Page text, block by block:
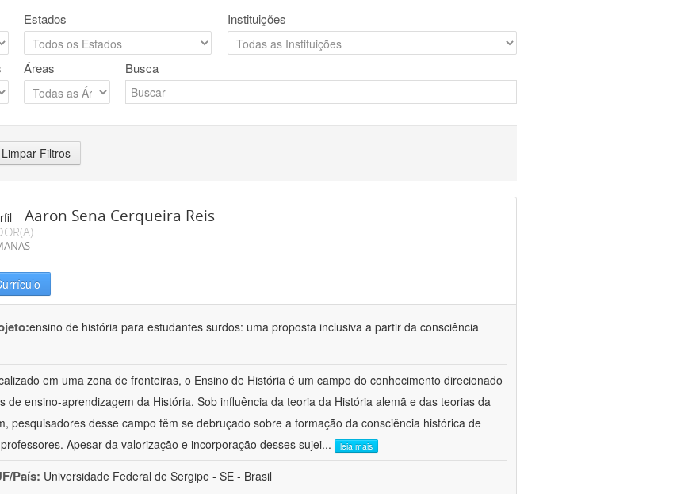
Estados Instituições
Áreas Busca
Limpar Filtros
Aaron Sena Cerqueira Reis
ensino de história para estudantes surdos: uma proposta inclusiva a partir da consciência
em uma zona de fronteiras, o Ensino de História é um campo do conhecimento direcionado
de ensino-aprendizagem da História. Sob influência da teoria da História alemã e das teorias da
pesquisadores desse campo têm se debruçado sobre a formação da consciência histórica de
Apesar da valorização e incorporação desses sujei... leia mais
País: Universidade Federal de Sergipe - SE - Brasil